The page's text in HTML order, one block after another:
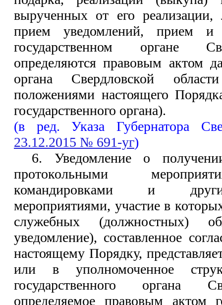
вырученных от его реализации,
прием уведомлений, прием и
государственном органе
определяются правовым актом
органа Свердловской
положениями настоящего
государственного органа).
(в ред. Указа Губернатора
23.12.2015 № 691-уг)
6. Уведомление о
протокольными
командировками и
мероприятиями, участие в
служебных (должностных)
уведомление), составленное
настоящему Порядку,
или в уполномоченное
государственного органа
определяемое правовым актом